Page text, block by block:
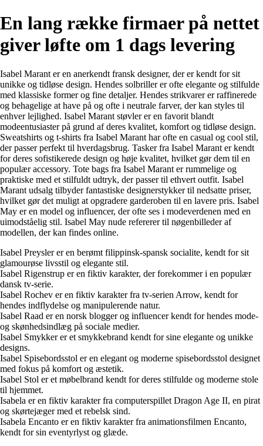
En lang række firmaer på nettet
giver løfte om 1 dags levering
Isabel Marant er en anerkendt fransk designer, der er kendt for sit
unikke og tidløse design. Hendes solbriller er ofte elegante og stilfulde
med klassiske former og fine detaljer. Hendes strikvarer er raffinerede
og behagelige at have på og ofte i neutrale farver, der kan styles til
enhver lejlighed. Isabel Marant støvler er en favorit blandt
modeentusiaster på grund af deres kvalitet, komfort og tidløse design.
Sweatshirts og t-shirts fra Isabel Marant har ofte en casual og cool stil,
der passer perfekt til hverdagsbrug. Tasker fra Isabel Marant er kendt
for deres sofistikerede design og høje kvalitet, hvilket gør dem til en
populær accessory. Tote bags fra Isabel Marant er rummelige og
praktiske med et stilfuldt udtryk, der passer til ethvert outfit. Isabel
Marant udsalg tilbyder fantastiske designerstykker til nedsatte priser,
hvilket gør det muligt at opgradere garderoben til en lavere pris. Isabel
May er en model og influencer, der ofte ses i modeverdenen med en
uimodståelig stil. Isabel May nude refererer til nøgenbilleder af
modellen, der kan findes online.
Isabel Preysler er en berømt filippinsk-spansk socialite, kendt for sit
glamourøse livsstil og elegante stil.
Isabel Rigenstrup er en fiktiv karakter, der forekommer i en populær
dansk tv-serie.
Isabel Rochev er en fiktiv karakter fra tv-serien Arrow, kendt for
hendes indflydelse og manipulerende natur.
Isabel Raad er en norsk blogger og influencer kendt for hendes mode-
og skønhedsindlæg på sociale medier.
Isabel Smykker er et smykkebrand kendt for sine elegante og unikke
designs.
Isabel Spisebordsstol er en elegant og moderne spisebordsstol designet
med fokus på komfort og æstetik.
Isabel Stol er et møbelbrand kendt for deres stilfulde og moderne stole
til hjemmet.
Isabela er en fiktiv karakter fra computerspillet Dragon Age II, en pirat
og skørtejæger med et rebelsk sind.
Isabela Encanto er en fiktiv karakter fra animationsfilmen Encanto,
kendt for sin eventyrlyst og glæde.